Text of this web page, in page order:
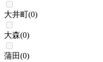
大井町(0)
大森(0)
蒲田(0)